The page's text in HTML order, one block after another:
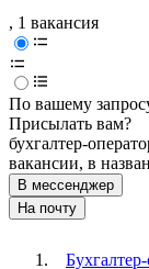
, 1 вакансия
По вашему
Присылать вам?
бухгалтер-
вакансии, в
В мессенджер
На почту